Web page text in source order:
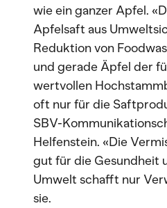
wie ein ganzer Apfel.
Apfelsaft aus
Reduktion von
und gerade Äpfel der
wertvollen
oft nur für die
SBV-
Helfenstein. «Die
gut für die Gesundheit
Umwelt schafft nur
sie.